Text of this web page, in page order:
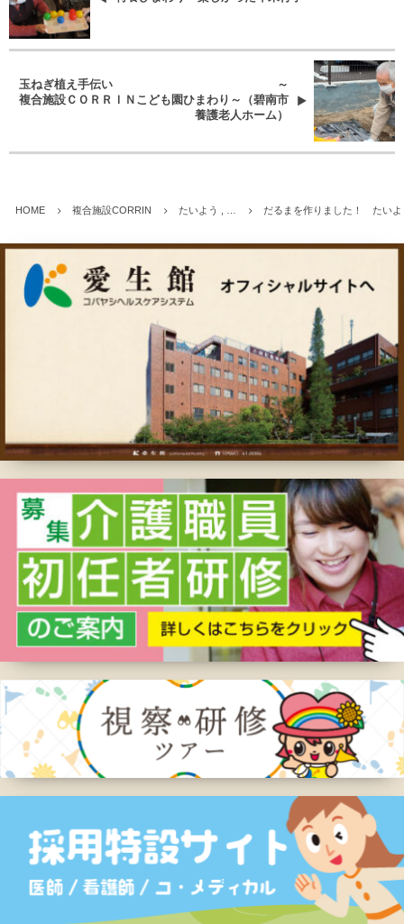
玉ねぎ植え手伝い ～
複合施設ＣＯＲＲＩＮこども園ひまわり～（碧南市
養護老人ホーム）
HOME 複合施設CORRIN たいよう , … だるまを作りました！ たいよ